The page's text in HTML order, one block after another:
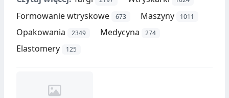
Formowanie wtryskowe 673 Maszyny 1011
Opakowania 2349 Medycyna 274
Elastomery 125